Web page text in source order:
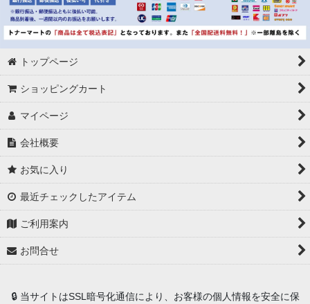
トップページ
ショッピングカート
マイページ
会社概要
お気に入り
最近チェックしたアイテム
ご利用案内
お問合せ
🔒 当サイトはSSL暗号化通信により、お客様の個人情報を安全に保